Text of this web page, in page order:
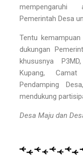
mempengaruhi
Pemerintah Desa
Tentu
dukungan
khususnya
Kupang,
Pendamping
mendukung
Desa Maju dan